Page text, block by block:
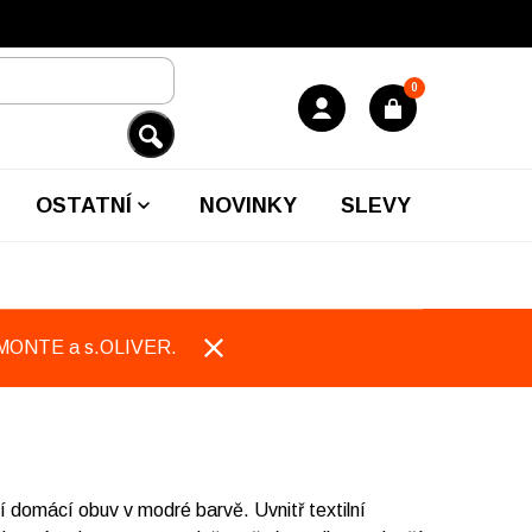
0
OSTATNÍ NOVINKY SLEVY
a s.OLIVER.
domácí obuv v modré barvě. Uvnitř textilní